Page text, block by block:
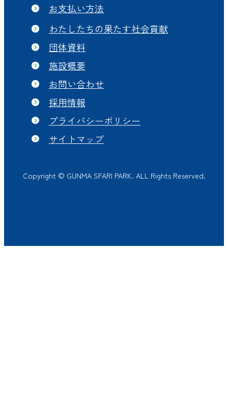
お支払い方法
わたしたちの果たす社会貢献
団体資料
施設概要
お問い合わせ
採用情報
プライバシーポリシー
サイトマップ
Copyright © GUNMA SFARI PARK. ALL Rights Reserved.